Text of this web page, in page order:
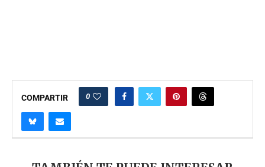
COMPARTIR 0